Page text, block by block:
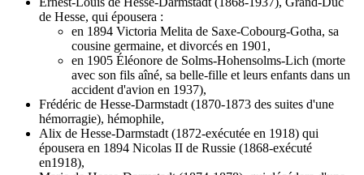
de Hesse, qui épousera :
en 1894 Victoria Melita de Saxe-Cobourg-Gotha, sa
cousine germaine, et divorcés en 1901,
en 1905 Éléonore de Solms-Hohensolms-Lich (morte
avec son fils aîné, sa belle-fille et leurs enfants dans un
accident d'avion en 1937),
Frédéric de Hesse-Darmstadt (1870-1873 des suites d'une
hémorragie), hémophile,
Alix de Hesse-Darmstadt (1872-exécutée en 1918) qui
épousera en 1894 Nicolas II de Russie (1868-exécuté
en1918),